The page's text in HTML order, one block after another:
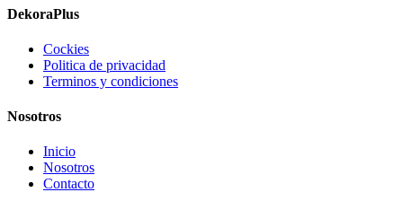
DekoraPlus
Cockies
Politica de privacidad
Terminos y condiciones
Nosotros
Inicio
Nosotros
Contacto